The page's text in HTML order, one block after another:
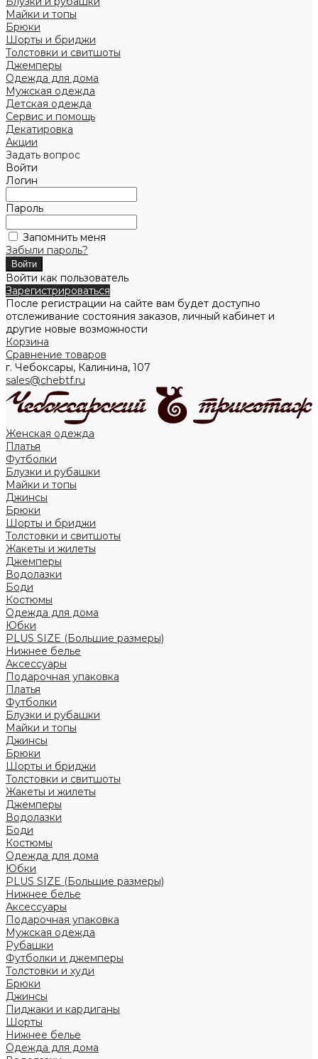
Майки и топы
Брюки
Шорты и бриджи
Толстовки и свитшоты
Джемперы
Одежда для дома
Мужская одежда
Детская одежда
Сервис и помощь
Декатировка
Акции
Задать вопрос
Войти
Логин
Пароль
Запомнить меня
Забыли пароль?
Войти как пользователь
Зарегистрироваться
После регистрации на сайте вам будет доступно
отслеживание состояния заказов, личный кабинет и
другие новые возможности
Корзина
Сравнение товаров
г. Чебоксары, Калинина, 107
sales@chebtf.ru
Женская одежда
Платья
Футболки
Блузки и рубашки
Майки и топы
Джинсы
Брюки
Шорты и бриджи
Толстовки и свитшоты
Жакеты и жилеты
Джемперы
Водолазки
Боди
Костюмы
Одежда для дома
Юбки
PLUS SIZE (Большие размеры)
Нижнее белье
Аксессуары
Подарочная упаковка
Платья
Футболки
Блузки и рубашки
Майки и топы
Джинсы
Брюки
Шорты и бриджи
Толстовки и свитшоты
Жакеты и жилеты
Джемперы
Водолазки
Боди
Костюмы
Одежда для дома
Юбки
PLUS SIZE (Большие размеры)
Нижнее белье
Аксессуары
Подарочная упаковка
Мужская одежда
Рубашки
Футболки и джемперы
Толстовки и худи
Брюки
Джинсы
Пиджаки и кардиганы
Шорты
Нижнее белье
Одежда для дома